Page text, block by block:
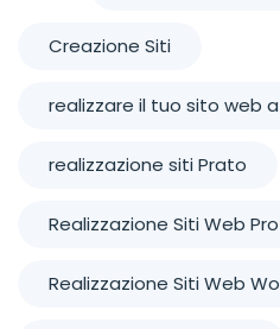
Creazione Siti
realizzare il tuo sito web
realizzazione siti Prato
Realizzazione Siti Web
Realizzazione Siti Web